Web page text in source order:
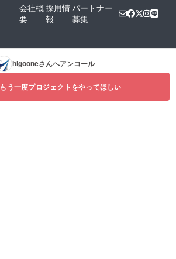
会社概
要
採用情
報
パートナー
募集
higooneさんへアンコール
もう一度プロジェクトをやってほしい